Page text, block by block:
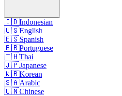
🇮🇩Indonesian
🇺🇸English
🇪🇸Spanish
🇧🇷Portuguese
🇹🇭Thai
🇯🇵Japanese
🇰🇷Korean
🇸🇦Arabic
🇨🇳Chinese